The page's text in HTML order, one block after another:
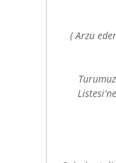
( Arzu